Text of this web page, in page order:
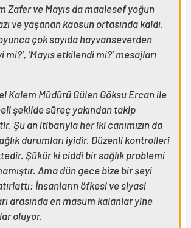
Zafer ve Mayıs da maalesef yoğun
ve yaşanan kaosun ortasında kaldı.
çok sayıda hayvanseverden
mi?’, ‘Mayıs etkilendi mi?’ mesajları
Kalem Müdürü Gülen Göksu Ercan ile
şekilde süreç yakından takip
Şu an itibarıyla her iki canımızın da
durumları iyidir. Düzenli kontrolleri
Şükür ki ciddi bir sağlık problemi
Ama dün gece bize bir şeyi
İnsanların öfkesi ve siyasi
arasında en masum kalanlar yine
oluyor.